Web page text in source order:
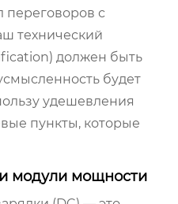
переговоров с
технический
должен быть
будет
удешевления
пункты, которые
модули мощности